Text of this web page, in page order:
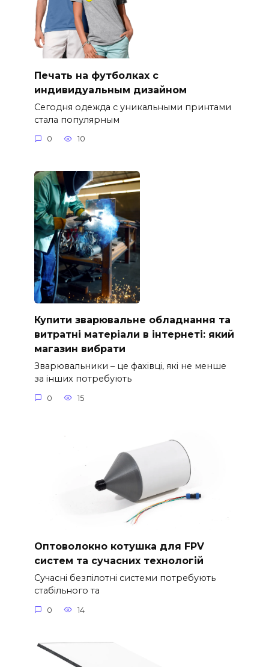
Печать на футболках с
индивидуальным дизайном
Сегодня одежда с уникальными принтами
стала популярным
0 10
Купити зварювальне обладнання та
витратні матеріали в інтернеті: який
магазин вибрати
Зварювальники – це фахівці, які не менше
за інших потребують
0 15
Оптоволокно котушка для FPV
систем та сучасних технологій
Сучасні безпілотні системи потребують
стабільного та
0 14